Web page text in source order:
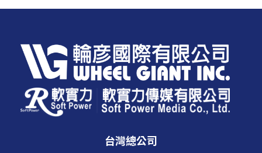
台灣總公司